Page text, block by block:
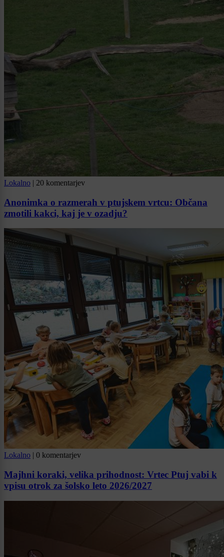
Lokalno | 20 komentarjev
Anonimka o razmerah v ptujskem vrtcu: Občana
zmotili kakci, kaj je v ozadju?
Lokalno | 0 komentarjev
Majhni koraki, velika prihodnost: Vrtec Ptuj vabi k
vpisu otrok za šolsko leto 2026/2027